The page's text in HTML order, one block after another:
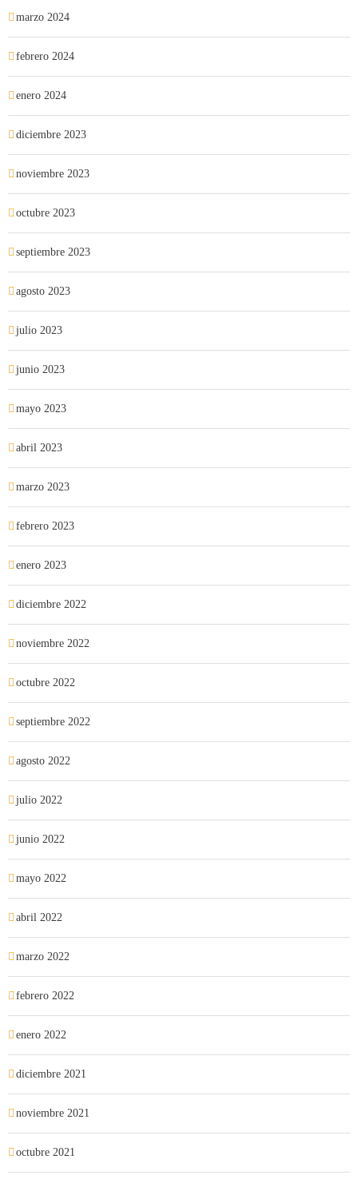
marzo 2024
febrero 2024
enero 2024
diciembre 2023
noviembre 2023
octubre 2023
septiembre 2023
agosto 2023
julio 2023
junio 2023
mayo 2023
abril 2023
marzo 2023
febrero 2023
enero 2023
diciembre 2022
noviembre 2022
octubre 2022
septiembre 2022
agosto 2022
julio 2022
junio 2022
mayo 2022
abril 2022
marzo 2022
febrero 2022
enero 2022
diciembre 2021
noviembre 2021
octubre 2021